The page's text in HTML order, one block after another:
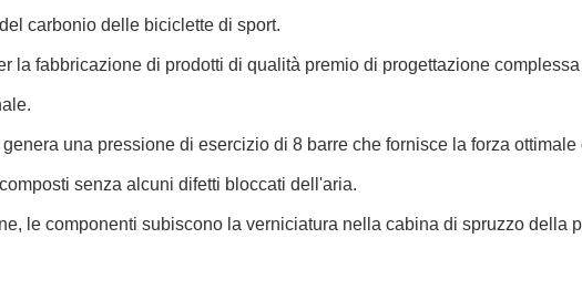
carbonio delle biciclette di sport.
la fabbricazione di prodotti di qualità premio di progettazione
una pressione di esercizio di 8 barre che fornisce la forza
senza alcuni difetti bloccati dell'aria.
le componenti subiscono la verniciatura nella cabina di spruzzo della